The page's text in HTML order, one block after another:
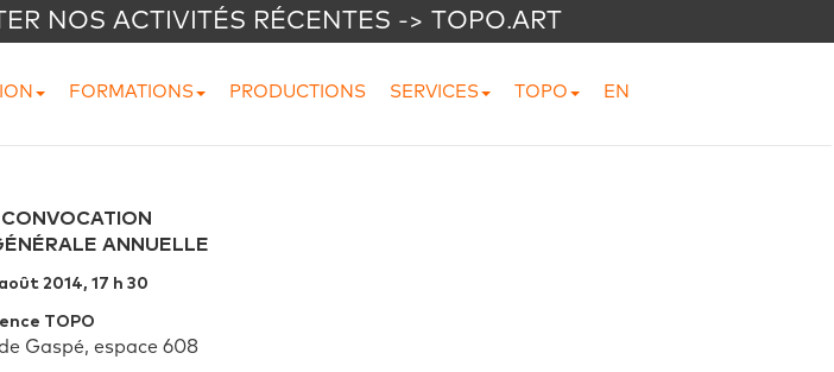
NOS ACTIVITÉS RÉCENTES -> TOPO.ART
FORMATIONS PRODUCTIONS SERVICES TOPO EN
ANNUELLE
2014, 17 h 30
TOPO
Gaspé, espace 608